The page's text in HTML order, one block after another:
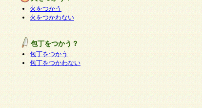
火をつかう
火をつかわない
包丁をつかう？
包丁をつかう
包丁をつかわない